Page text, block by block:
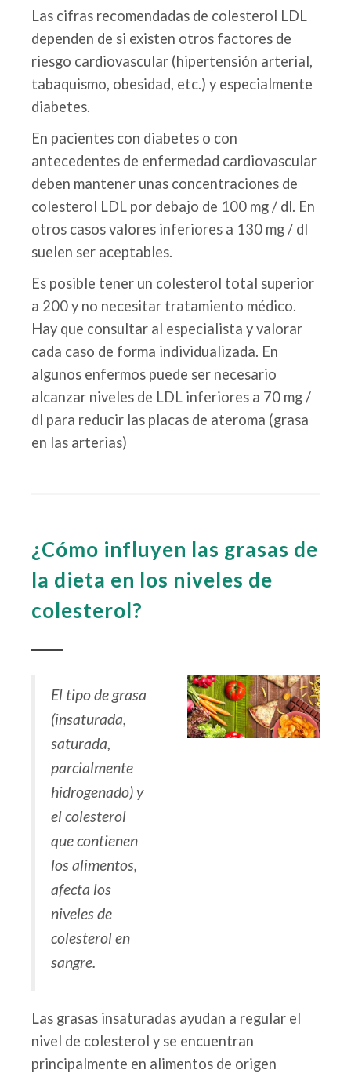
Las cifras recomendadas de colesterol LDL
dependen de si existen otros factores de
riesgo cardiovascular (hipertensión arterial,
tabaquismo, obesidad, etc.) y especialmente
diabetes.
En pacientes con diabetes o con
antecedentes de enfermedad cardiovascular
deben mantener unas concentraciones de
colesterol LDL por debajo de 100 mg / dl. En
otros casos valores inferiores a 130 mg / dl
suelen ser aceptables.
Es posible tener un colesterol total superior
a 200 y no necesitar tratamiento médico.
Hay que consultar al especialista y valorar
cada caso de forma individualizada. En
algunos enfermos puede ser necesario
alcanzar niveles de LDL inferiores a 70 mg /
dl para reducir las placas de ateroma (grasa
en las arterias)
¿Cómo influyen las grasas de
la dieta en los niveles de
colesterol?
El tipo de grasa
(insaturada,
saturada,
parcialmente
hidrogenado) y
el colesterol
que contienen
los alimentos,
afecta los
niveles de
colesterol en
sangre.
Las grasas insaturadas ayudan a regular el
nivel de colesterol y se encuentran
principalmente en alimentos de origen